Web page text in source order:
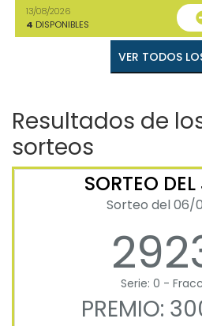
13/08/2026
4 DISPONIBLES
Resultados de
sorteos
SORTEO
Sorteo del 06/
Serie: 0 -
PREMIO: